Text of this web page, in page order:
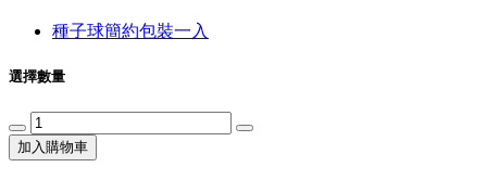
種子球簡約包裝一入
選擇數量
加入購物車